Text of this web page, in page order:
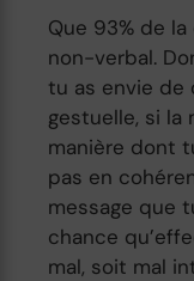
Que 93% de
non-verbal.
tu as envie de
gestuelle, si la
manière dont
pas en
message que
chance
mal, soit mal